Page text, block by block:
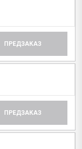
ПРЕДЗАКАЗ
ПРЕДЗАКАЗ